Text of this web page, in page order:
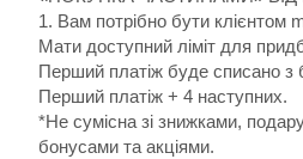
1. Вам потрібно бути клієнтом
Мати доступний ліміт для
Перший платіж буде списано з
Перший платіж + 4 наступних.
*Не сумісна зі знижками,
бонусами та акціями.